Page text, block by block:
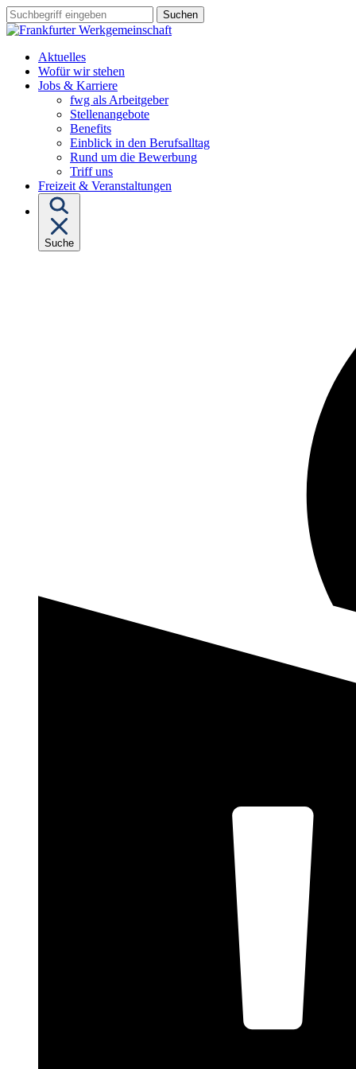
Sprungziel:
Zum
Sprungziel:
Zur
Sprungziel:
Zum
Suchbegriff
eingeben
Aktuelles
Wofür wir stehen
Jobs & KarriereUntermenü
von
"Jobs
&
fwg als Arbeitgeber
Stellenangebote
Benefits
Einblick in den Berufsalltag
Rund um die Bewerbung
Triff uns
Freizeit & Veranstaltungen
Suche